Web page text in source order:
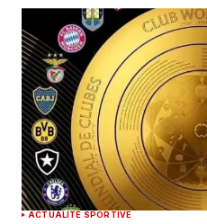
ACTUALITÉ SPORTIVE